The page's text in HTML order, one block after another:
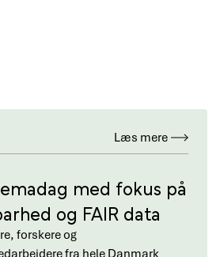
Læs mere
med fokus på
og FAIR data
forskere og
fra hele Danmark